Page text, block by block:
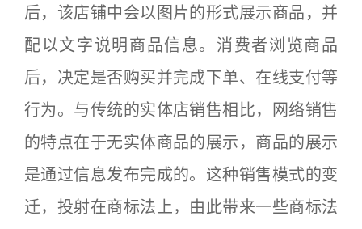
后，该店铺中会以图片的形式展示商品，并
配以文字说明商品信息。消费者浏览商品
后，决定是否购买并完成下单、在线支付等
行为。与传统的实体店销售相比，网络销售
的特点在于无实体商品的展示，商品的展示
是通过信息发布完成的。这种销售模式的变
迁，投射在商标法上，由此带来一些商标法